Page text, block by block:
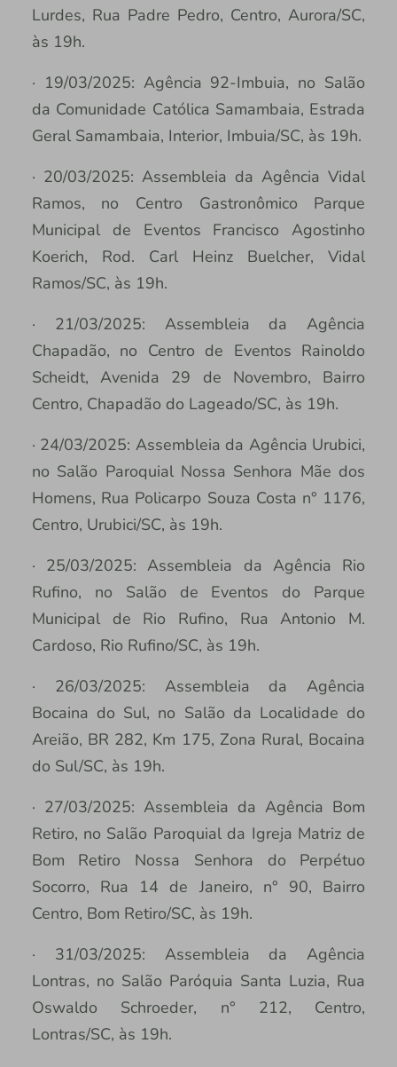
Lurdes, Rua Padre Pedro, Centro, Aurora/SC,
às 19h.
· 19/03/2025: Agência 92-Imbuia, no Salão
da Comunidade Católica Samambaia, Estrada
Geral Samambaia, Interior, Imbuia/SC, às 19h.
· 20/03/2025: Assembleia da Agência Vidal
Ramos, no Centro Gastronômico Parque
Municipal de Eventos Francisco Agostinho
Koerich, Rod. Carl Heinz Buelcher, Vidal
Ramos/SC, às 19h.
· 21/03/2025: Assembleia da Agência
Chapadão, no Centro de Eventos Rainoldo
Scheidt, Avenida 29 de Novembro, Bairro
Centro, Chapadão do Lageado/SC, às 19h.
· 24/03/2025: Assembleia da Agência Urubici,
no Salão Paroquial Nossa Senhora Mãe dos
Homens, Rua Policarpo Souza Costa n° 1176,
Centro, Urubici/SC, às 19h.
· 25/03/2025: Assembleia da Agência Rio
Rufino, no Salão de Eventos do Parque
Municipal de Rio Rufino, Rua Antonio M.
Cardoso, Rio Rufino/SC, às 19h.
· 26/03/2025: Assembleia da Agência
Bocaina do Sul, no Salão da Localidade do
Areião, BR 282, Km 175, Zona Rural, Bocaina
do Sul/SC, às 19h.
· 27/03/2025: Assembleia da Agência Bom
Retiro, no Salão Paroquial da Igreja Matriz de
Bom Retiro Nossa Senhora do Perpétuo
Socorro, Rua 14 de Janeiro, n° 90, Bairro
Centro, Bom Retiro/SC, às 19h.
· 31/03/2025: Assembleia da Agência
Lontras, no Salão Paróquia Santa Luzia, Rua
Oswaldo Schroeder, n° 212, Centro,
Lontras/SC, às 19h.